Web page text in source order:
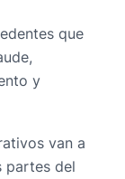
que
y
van a
partes del